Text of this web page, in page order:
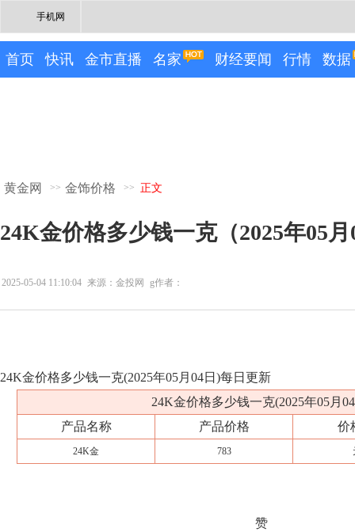
手机网
首页 快讯 金市直播 名家 财经要闻 行情 数据
黄金网 >> 金饰价格 >> 正文
24K金价格多少钱一克（2025年05
2025-05-04 11:10:04 来源：金投网 g作者：
24K金价格多少钱一克(2025年05月04日)每日更新
24K金价格多少钱一克(2025年05月
产品名称
产品价格 价
24K金 783
赞